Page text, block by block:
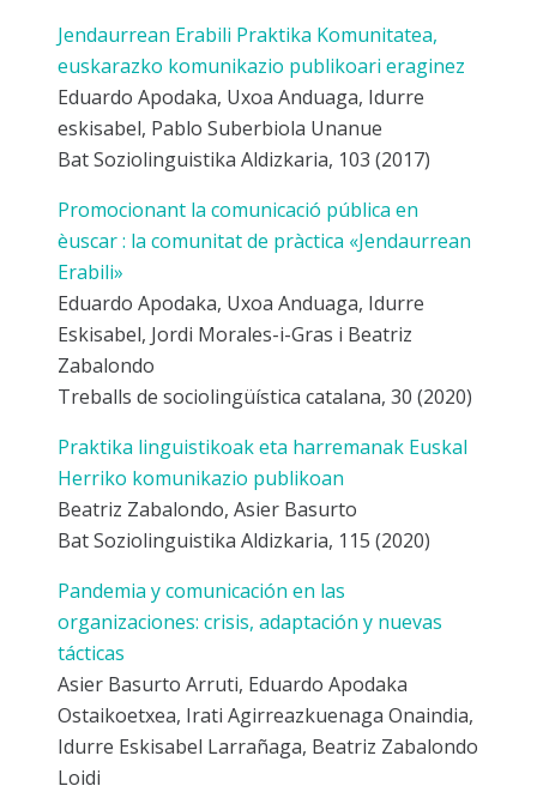
Jendaurrean Erabili Praktika Komunitatea,
euskarazko komunikazio publikoari eraginez
Eduardo Apodaka, Uxoa Anduaga, Idurre
eskisabel, Pablo Suberbiola Unanue
Bat Soziolinguistika Aldizkaria, 103 (2017)
Promocionant la comunicació pública en
èuscar : la comunitat de pràctica «Jendaurrean
Erabili»
Eduardo Apodaka, Uxoa Anduaga, Idurre
Eskisabel, Jordi Morales-i-Gras i Beatriz
Zabalondo
Treballs de sociolingüística catalana, 30 (2020)
Praktika linguistikoak eta harremanak Euskal
Herriko komunikazio publikoan
Beatriz Zabalondo, Asier Basurto
Bat Soziolinguistika Aldizkaria, 115 (2020)
Pandemia y comunicación en las
organizaciones: crisis, adaptación y nuevas
tácticas
Asier Basurto Arruti, Eduardo Apodaka
Ostaikoetxea, Irati Agirreazkuenaga Onaindia,
Idurre Eskisabel Larrañaga, Beatriz Zabalondo
Loidi